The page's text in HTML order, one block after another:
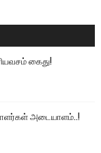
கைது!
அடையாளம்..!